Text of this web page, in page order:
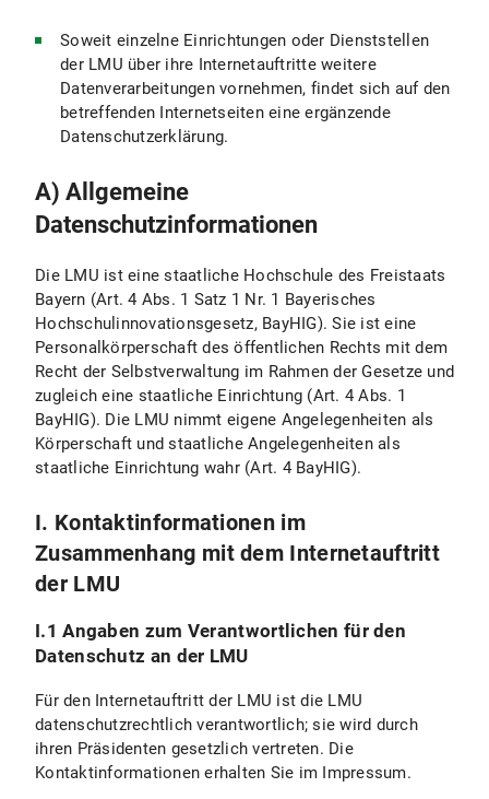
V.1 Zweck und Umfang der Datenverarbeitung
V.2 Rechtsgrundlage für die Datenverarbeitung
V.4 Widerspruchs- und Beseitigungsmöglichkeit
V.5 Wie erfasst Matomo meinen Besuch zu den LMU-Internetseiten mit diesem Browser?
Persönliche Einstellungen
VI. Nutzung bereitgestellter Kommunikationsmittel
VI.1 Nutzung eines Kontaktformulars
VI.1.1 Umfang und Zweck der Datenverarbeitung
VI.1.2 Rechtsgrundlage der Datenverarbeitung
VI.1.3 Dauer der Datenverarbeitung
VI.2 Nutzung einer E-Mail-Adresse
VI.2.1 Umfang und Zweck der Datenverarbeitung
VI.2.2 Rechtsgrundlage der Datenverarbeitung
Soweit einzelne Einrichtungen oder Dienststellen
der LMU über ihre Internetauftritte weitere
Datenverarbeitungen vornehmen, findet sich auf den
betreffenden Internetseiten eine ergänzende
Datenschutzerklärung.
A) Allgemeine
Datenschutzinformationen
Die LMU ist eine staatliche Hochschule des Freistaats
Bayern (Art. 4 Abs. 1 Satz 1 Nr. 1 Bayerisches
Hochschulinnovationsgesetz, BayHIG). Sie ist eine
Personalkörperschaft des öffentlichen Rechts mit dem
Recht der Selbstverwaltung im Rahmen der Gesetze und
zugleich eine staatliche Einrichtung (Art. 4 Abs. 1
BayHIG). Die LMU nimmt eigene Angelegenheiten als
Körperschaft und staatliche Angelegenheiten als
staatliche Einrichtung wahr (Art. 4 BayHIG).
I. Kontaktinformationen im
Zusammenhang mit dem Internetauftritt
der LMU
I.1 Angaben zum Verantwortlichen für den
Datenschutz an der LMU
Für den Internetauftritt der LMU ist die LMU
datenschutzrechtlich verantwortlich; sie wird durch
ihren Präsidenten gesetzlich vertreten. Die
Kontaktinformationen erhalten Sie im Impressum.